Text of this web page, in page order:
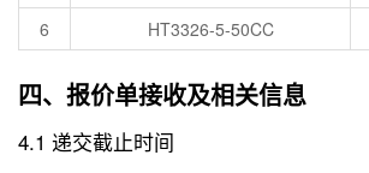
6
HT3326-5-50CC
四、报价单接收及相关信息
4.1 递交截止时间